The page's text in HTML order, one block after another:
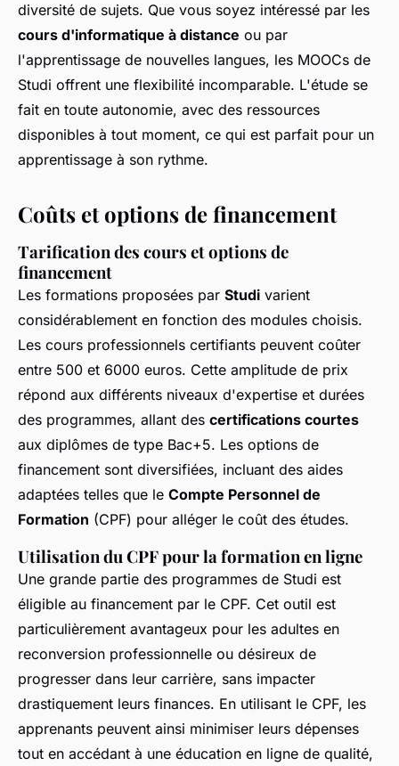
diversité de sujets. Que vous soyez intéressé par les
cours d'informatique à distance ou par
l'apprentissage de nouvelles langues, les MOOCs de
Studi offrent une flexibilité incomparable. L'étude se
fait en toute autonomie, avec des ressources
disponibles à tout moment, ce qui est parfait pour un
apprentissage à son rythme.
Coûts et options de financement
Tarification des cours et options de
financement
Les formations proposées par Studi varient
considérablement en fonction des modules choisis.
Les cours professionnels certifiants peuvent coûter
entre 500 et 6000 euros. Cette amplitude de prix
répond aux différents niveaux d'expertise et durées
des programmes, allant des certifications courtes
aux diplômes de type Bac+5. Les options de
financement sont diversifiées, incluant des aides
adaptées telles que le Compte Personnel de
Formation (CPF) pour alléger le coût des études.
Utilisation du CPF pour la formation en ligne
Une grande partie des programmes de Studi est
éligible au financement par le CPF. Cet outil est
particulièrement avantageux pour les adultes en
reconversion professionnelle ou désireux de
progresser dans leur carrière, sans impacter
drastiquement leurs finances. En utilisant le CPF, les
apprenants peuvent ainsi minimiser leurs dépenses
tout en accédant à une éducation en ligne de qualité,